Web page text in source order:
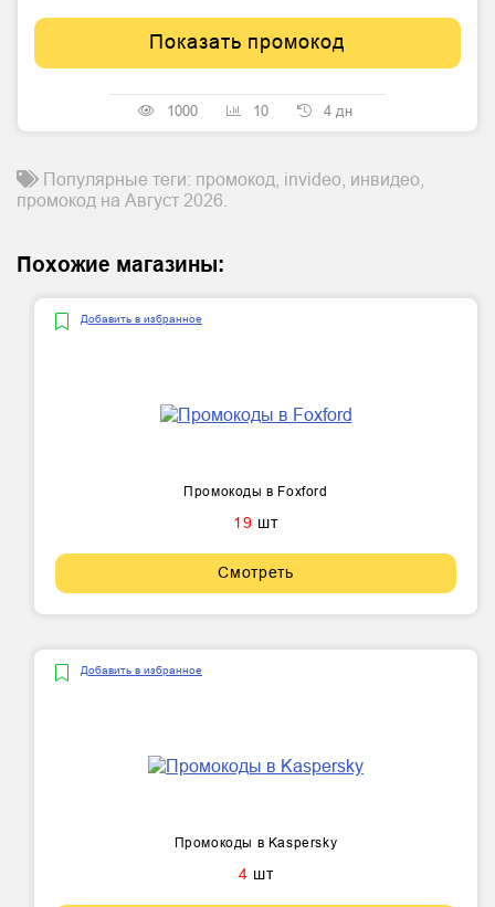
Показать промокод
1000 10 4 дн
Популярные теги: промокод, invideo, инвидео,
промокод на Август 2026.
Похожие магазины:
Добавить в избранное
Промокоды в Foxford
19 шт
Смотреть
Добавить в избранное
Промокоды в Kaspersky
4 шт